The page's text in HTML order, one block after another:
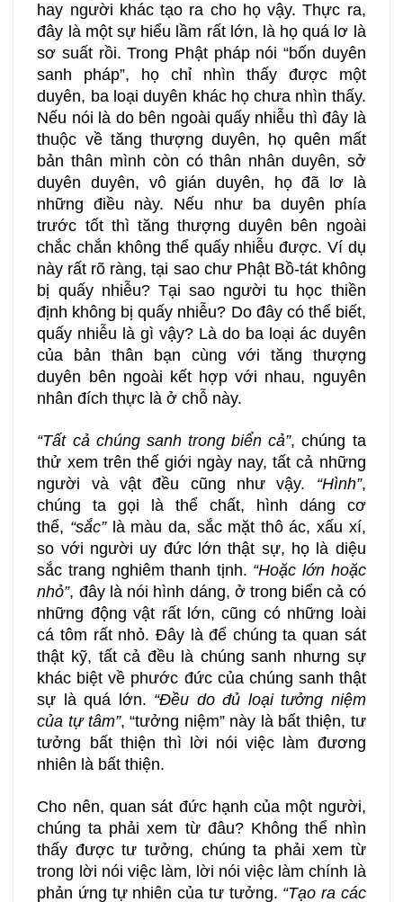
hay người khác tạo ra cho họ vậy. Thực ra,
đây là một sự hiểu lầm rất lớn, là họ quá lơ là
sơ suất rồi. Trong Phật pháp nói “bốn duyên
sanh pháp”, họ chỉ nhìn thấy được một
duyên, ba loại duyên khác họ chưa nhìn thấy.
Nếu nói là do bên ngoài quấy nhiễu thì đây là
thuộc về tăng thượng duyên, họ quên mất
bản thân mình còn có thân nhân duyên, sở
duyên duyên, vô gián duyên, họ đã lơ là
những điều này. Nếu như ba duyên phía
trước tốt thì tăng thượng duyên bên ngoài
chắc chắn không thể quấy nhiễu được. Ví dụ
này rất rõ ràng, tại sao chư Phật Bồ-tát không
bị quấy nhiễu? Tại sao người tu học thiền
định không bị quấy nhiễu? Do đây có thể biết,
quấy nhiễu là gì vậy? Là do ba loại ác duyên
của bản thân bạn cùng với tăng thượng
duyên bên ngoài kết hợp với nhau, nguyên
nhân đích thực là ở chỗ này.
“Tất cả chúng sanh trong biển cả”, chúng ta
thử xem trên thế giới ngày nay, tất cả những
người và vật đều cũng như vậy. “Hình”,
chúng ta gọi là thể chất, hình dáng cơ
thể, “sắc”là màu da, sắc mặt thô ác, xấu xí,
so với người uy đức lớn thật sự, họ là diệu
sắc trang nghiêm thanh tịnh. “Hoặc lớn hoặc
nhỏ”, đây là nói hình dáng, ở trong biển cả có
những động vật rất lớn, cũng có những loài
cá tôm rất nhỏ. Đây là để chúng ta quan sát
thật kỹ, tất cả đều là chúng sanh nhưng sự
khác biệt về phước đức của chúng sanh thật
sự là quá lớn. “Đều do đủ loại tưởng niệm
của tự tâm”, “tưởng niệm” này là bất thiện, tư
tưởng bất thiện thì lời nói việc làm đương
nhiên là bất thiện.
Cho nên, quan sát đức hạnh của một người,
chúng ta phải xem từ đâu? Không thể nhìn
thấy được tư tưởng, chúng ta phải xem từ
trong lời nói việc làm, lời nói việc làm chính là
phản ứng tự nhiên của tư tưởng. “Tạo ra các